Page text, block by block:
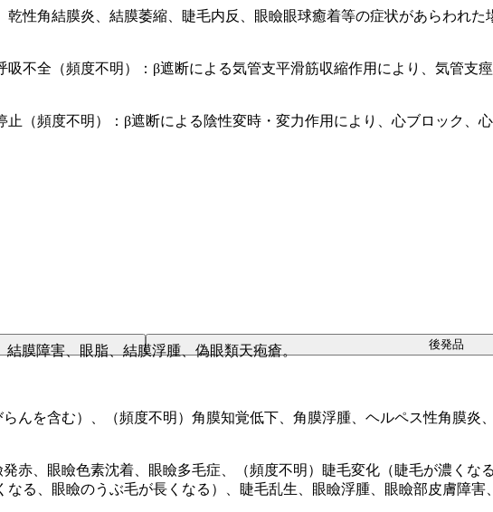
性角結膜炎、結膜萎縮、睫毛内反、眼瞼眼球癒着等の症状があらわれた
不全（頻度不明）：β遮断による気管支平滑筋収縮作用により、気管支
（頻度不明）：β遮断による陰性変時・変力作用により、心ブロック、
膜障害、眼脂、結膜浮腫、偽眼類天疱瘡。
を含む）、（頻度不明）角膜知覚低下、角膜浮腫、ヘルペス性角膜炎
、眼瞼色素沈着、眼瞼多毛症、（頻度不明）睫毛変化（睫毛が濃くな
る、眼瞼のうぶ毛が長くなる）、睫毛乱生、眼瞼浮腫、眼瞼部皮膚障害
後発品